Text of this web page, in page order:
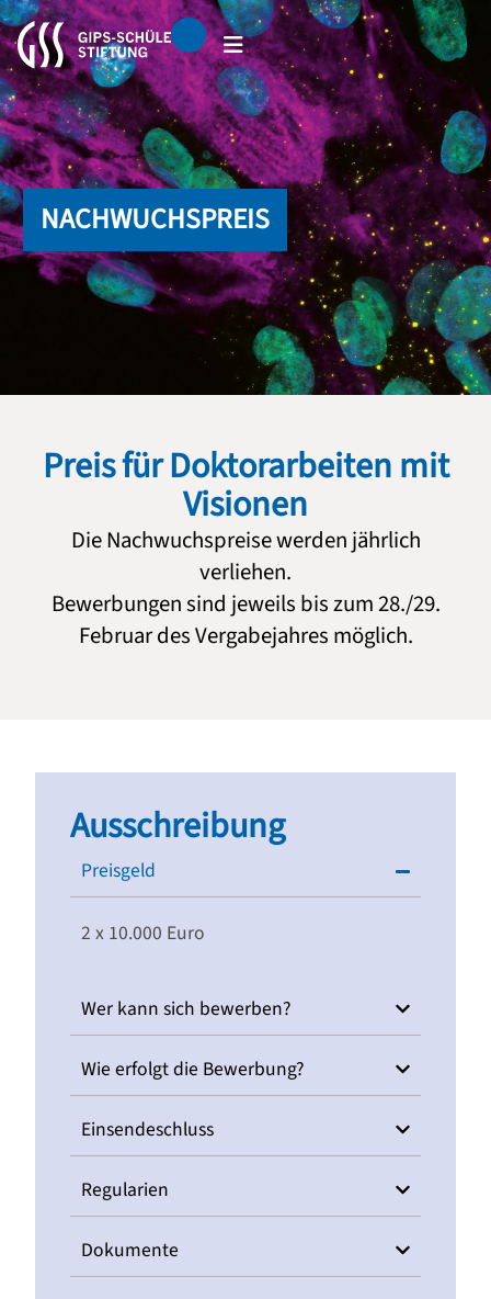
NACHWUCHSPREIS
Preis für Doktorarbeiten mit
Visionen
Die Nachwuchspreise werden jährlich
verliehen.
Bewerbungen sind jeweils bis zum 28./29.
Februar des Vergabejahres möglich.
Ausschreibung
Preisgeld
2 x 10.000 Euro
Wer kann sich bewerben?
Wie erfolgt die Bewerbung?
Einsendeschluss
Regularien
Dokumente